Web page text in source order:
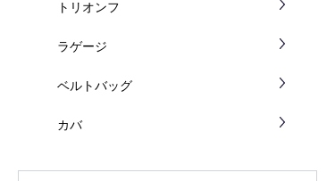
トリオンフ
ラゲージ
ベルトバッグ
カバ